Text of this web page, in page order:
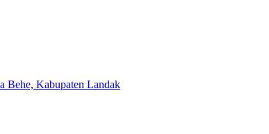
Behe, Kabupaten Landak